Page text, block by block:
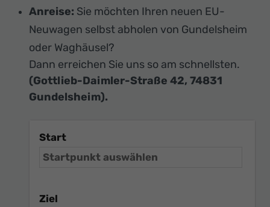
Anreise: Sie möchten Ihren neuen EU-
Neuwagen selbst abholen von Gundelsheim
oder Waghäusel?
Dann erreichen Sie uns so am schnellsten.
(Gottlieb-Daimler-Straße 42, 74831
Gundelsheim).
Start
Ziel